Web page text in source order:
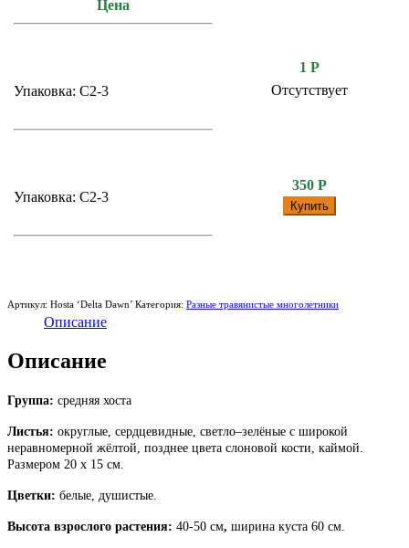
Цена
Упаковка: С2-3
1 Р
Отсутствует
Упаковка: С2-3
350 Р
Купить
Артикул: Hosta ‘Delta Dawn’ Категория: Разные травянистые многолетники
Описание
Описание
Группа: средняя хоста
Листья: округлые, сердцевидные, светло–зелёные с широкой
неравномерной жёлтой, позднее цвета слоновой кости, каймой.
Размером 20 х 15 см.
Цветки: белые, душистые.
Высота взрослого растения: 40-50 см, ширина куста 60 см.